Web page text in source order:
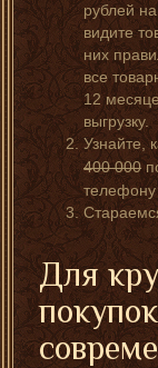
рублей
видите
них
все
12
выгрузку.
Узнайте,
400 000
Для